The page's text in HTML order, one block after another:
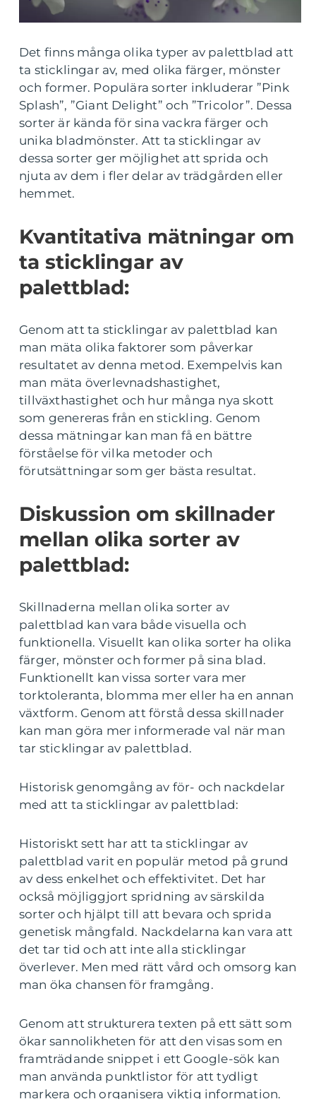
Det finns många olika typer av palettblad att
ta sticklingar av, med olika färger, mönster
och former. Populära sorter inkluderar ”Pink
Splash”, ”Giant Delight” och ”Tricolor”. Dessa
sorter är kända för sina vackra färger och
unika bladmönster. Att ta sticklingar av
dessa sorter ger möjlighet att sprida och
njuta av dem i fler delar av trädgården eller
hemmet.
Kvantitativa mätningar om
ta sticklingar av
palettblad:
Genom att ta sticklingar av palettblad kan
man mäta olika faktorer som påverkar
resultatet av denna metod. Exempelvis kan
man mäta överlevnadshastighet,
tillväxthastighet och hur många nya skott
som genereras från en stickling. Genom
dessa mätningar kan man få en bättre
förståelse för vilka metoder och
förutsättningar som ger bästa resultat.
Diskussion om skillnader
mellan olika sorter av
palettblad:
Skillnaderna mellan olika sorter av
palettblad kan vara både visuella och
funktionella. Visuellt kan olika sorter ha olika
färger, mönster och former på sina blad.
Funktionellt kan vissa sorter vara mer
torktoleranta, blomma mer eller ha en annan
växtform. Genom att förstå dessa skillnader
kan man göra mer informerade val när man
tar sticklingar av palettblad.
Historisk genomgång av för- och nackdelar
med att ta sticklingar av palettblad:
Historiskt sett har att ta sticklingar av
palettblad varit en populär metod på grund
av dess enkelhet och effektivitet. Det har
också möjliggjort spridning av särskilda
sorter och hjälpt till att bevara och sprida
genetisk mångfald. Nackdelarna kan vara att
det tar tid och att inte alla sticklingar
överlever. Men med rätt vård och omsorg kan
man öka chansen för framgång.
Genom att strukturera texten på ett sätt som
ökar sannolikheten för att den visas som en
framträdande snippet i ett Google-sök kan
man använda punktlistor för att tydligt
markera och organisera viktig information.